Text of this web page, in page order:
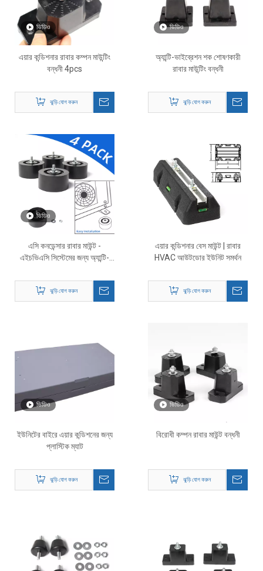
ভিডিও
এয়ার কন্ডিশনার রাবার কম্পন মাউন্টিং
বন্ধনী 4pcs
ঝুড়ি যোগ করুন
ভিডিও
অ্যান্টি-ভাইব্রেশন শক শোষণকারী
রাবার মাউন্টিং বন্ধনী
ঝুড়ি যোগ করুন
ভিডিও
এসি কনডেন্সার রাবার মাউন্ট -
এইচভিএসি সিস্টেমের জন্য অ্যান্টি-
ঝুড়ি যোগ করুন
এয়ার কন্ডিশনার বেস মাউন্ট | রাবার
HVAC আউটডোর ইউনিট সমর্থন
ঝুড়ি যোগ করুন
ভিডিও
ইউনিটের বাইরে এয়ার কন্ডিশনের জন্য
প্লাস্টিক ম্যাট
ঝুড়ি যোগ করুন
ভিডিও
বিরোধী কম্পন রাবার মাউন্ট বন্ধনী
ঝুড়ি যোগ করুন